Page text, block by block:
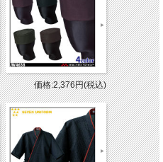
価格:2,376円(税込)